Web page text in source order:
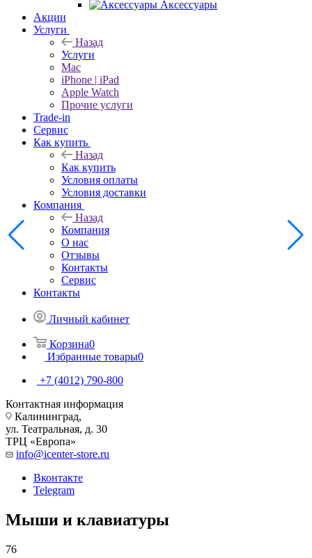
Аксессуары
Акции
Услуги
Назад
Услуги
Mac
iPhone | iPad
Apple Watch
Прочие услуги
Trade-in
Сервис
Как купить
Назад
Как купить
Условия оплаты
Условия доставки
Компания
Назад
Компания
О нас
Отзывы
Контакты
Сервис
Контакты
Личный кабинет
Корзина0
Избранные товары0
+7 (4012) 790-800
Контактная информация
Калининград,
ул. Театральная, д. 30
ТРЦ «Европа»
info@icenter-store.ru
Вконтакте
Telegram
Мыши и клавиатуры
76